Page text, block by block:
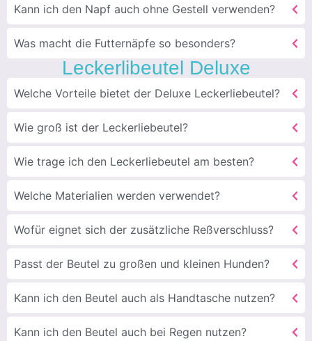
Kann ich den Napf auch ohne Gestell verwenden?
Was macht die Futternäpfe so besonders?
Leckerlibeutel Deluxe
Welche Vorteile bietet der Deluxe Leckerliebeutel?
Wie groß ist der Leckerliebeutel?
Wie trage ich den Leckerliebeutel am besten?
Welche Materialien werden verwendet?
Wofür eignet sich der zusätzliche Reßverschluss?
Passt der Beutel zu großen und kleinen Hunden?
Kann ich den Beutel auch als Handtasche nutzen?
Kann ich den Beutel auch bei Regen nutzen?